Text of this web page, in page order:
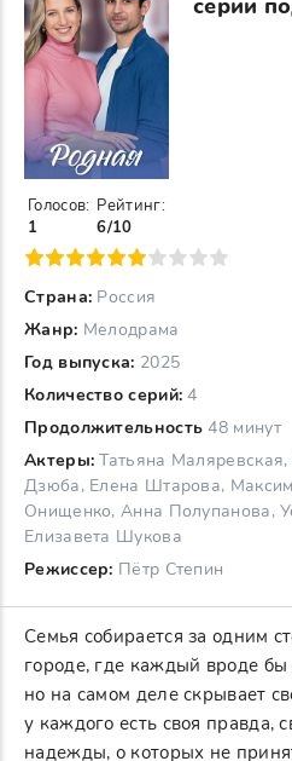
серии
Страна: Россия
Жанр: Мелодрама
Год выпуска: 2025
Количество серий: 4
Продолжительность 48 минут
Актеры: Татьяна
Дзюба, Елена Штарова,
Онищенко, Анна Полупанова,
Елизавета Шукова
Режиссер: Пётр Степин
Голосов:
1
Рейтинг:
6/10
7 8 9 10
Семья собирается за одним
городе, где каждый вроде бы
но на самом деле скрывает
у каждого есть своя правда,
надежды, о которых не